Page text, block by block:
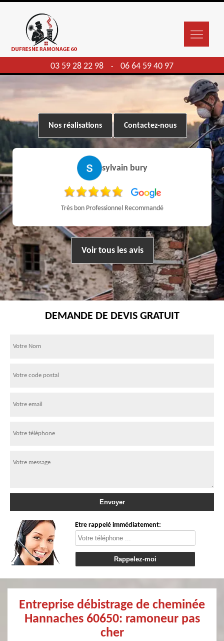
03 59 28 22 98 - 06 64 59 40 97
Nos réalisations Contactez-nous
sylvain bury
Très bon Professionnel Recommandé
Voir tous les avis
DEMANDE DE DEVIS GRATUIT
Etre rappelé immédiatement:
Entreprise débistrage de cheminée
Hannaches 60650: ramoneur pas
cher